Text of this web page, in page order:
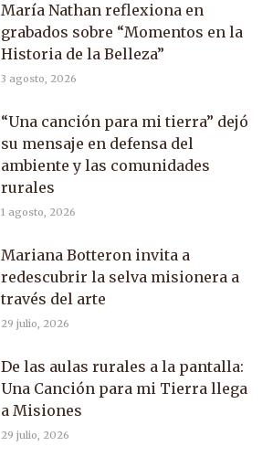
María Nathan reflexiona en
grabados sobre “Momentos en la
Historia de la Belleza”
3 agosto, 2026
“Una canción para mi tierra” dejó
su mensaje en defensa del
ambiente y las comunidades
rurales
1 agosto, 2026
Mariana Botteron invita a
redescubrir la selva misionera a
través del arte
29 julio, 2026
De las aulas rurales a la pantalla:
Una Canción para mi Tierra llega
a Misiones
29 julio, 2026